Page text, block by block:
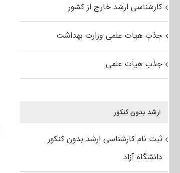
کارشناسی ارشد خارج از کشور
جذب هیات علمی وزارت بهداشت
جذب هیات علمی
ارشد بدون کنکور
ثبت نام کارشناسی ارشد بدون کنکور
دانشگاه آزاد